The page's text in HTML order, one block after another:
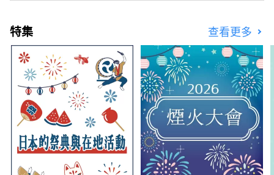
Agave Craft Salmon for Ramen》的製作人和
作者以及《Tokyo Ramen Collection》的作者
（正文社）
特集 查看更多